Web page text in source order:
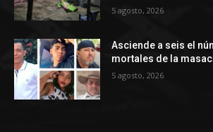
5 agosto, 2026
Asciende a seis el
mortales de la
5 agosto, 2026